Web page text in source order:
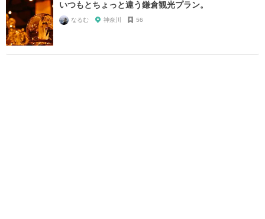
いつもとちょっと違う鎌倉観光プラン。
なるむ 神奈川 56